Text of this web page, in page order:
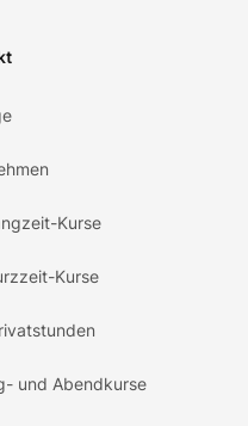
Kurse
Kurse
und Abendkurse